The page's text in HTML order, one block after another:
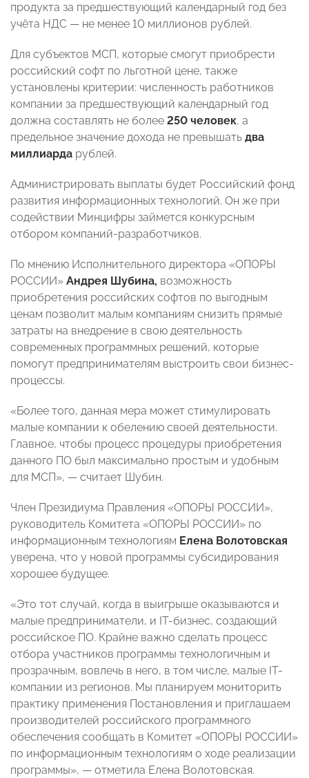
продукта за предшествующий календарный год без
учёта НДС — не менее 10 миллионов рублей.
Для субъектов МСП, которые смогут приобрести
российский софт по льготной цене, также
установлены критерии: численность работников
компании за предшествующий календарный год
должна составлять не более 250 человек, а
предельное значение дохода не превышать два
миллиарда рублей.
Администрировать выплаты будет Российский фонд
развития информационных технологий. Он же при
содействии Минцифры займется конкурсным
отбором компаний-разработчиков.
По мнению Исполнительного директора «ОПОРЫ
РОССИИ» Андрея Шубина, возможность
приобретения российских софтов по выгодным
ценам позволит малым компаниям снизить прямые
затраты на внедрение в свою деятельность
современных программных решений, которые
помогут предпринимателям выстроить свои бизнес-
процессы.
«Более того, данная мера может стимулировать
малые компании к обелению своей деятельности.
Главное, чтобы процесс процедуры приобретения
данного ПО был максимально простым и удобным
для МСП», — считает Шубин.
Член Президиума Правления «ОПОРЫ РОССИИ»,
руководитель Комитета «ОПОРЫ РОССИИ» по
информационным технологиям Елена Волотовская
уверена, что у новой программы субсидирования
хорошее будущее.
«Это тот случай, когда в выигрыше оказываются и
малые предприниматели, и IT-бизнес, создающий
российское ПО. Крайне важно сделать процесс
отбора участников программы технологичным и
прозрачным, вовлечь в него, в том числе, малые IT-
компании из регионов. Мы планируем мониторить
практику применения Постановления и приглашаем
производителей российского программного
обеспечения сообщать в Комитет «ОПОРЫ РОССИИ»
по информационным технологиям о ходе реализации
программы», — отметила Елена Волотовская.